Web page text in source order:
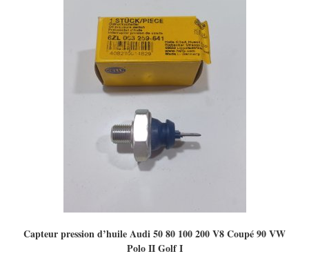
Capteur pression d’huile Audi 50 80 100 200 V8 Coupé 90 VW
Polo II Golf I